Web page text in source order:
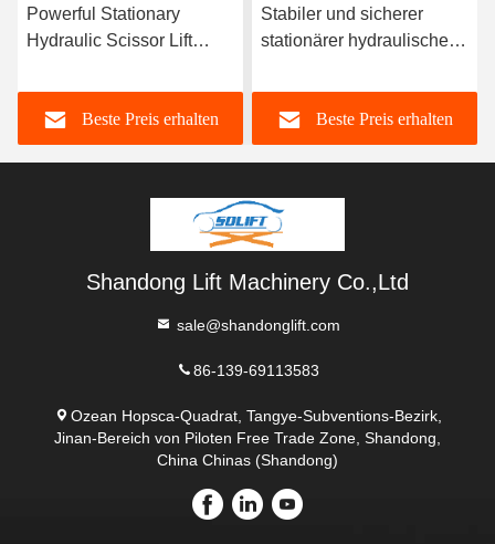
Powerful Stationary
Hydraulic Scissor Lift
Lifting of Heavy Goods
Beste Preis erhalten
Stabiler und sicherer
stationärer hydraulischer
Ladungslager
Scherelifttisch
Beste Preis erhalten
Shandong Lift Machinery Co.,Ltd
sale@shandonglift.com
86-139-69113583
Ozean Hopsca-Quadrat, Tangye-Subventions-Bezirk,
Jinan-Bereich von Piloten Free Trade Zone, Shandong,
China Chinas (Shandong)